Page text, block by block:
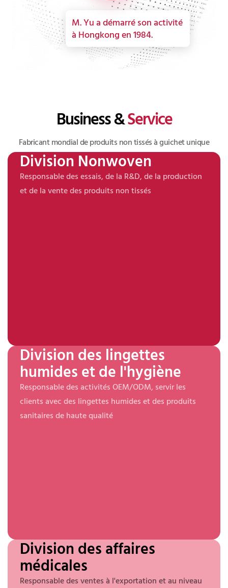
M. Yu a démarré son activité
à Hongkong en 1984.
Business &Service
Fabricant mondial de produits non tissés à guichet unique
Division Nonwoven
Responsable des essais, de la R&D, de la production
et de la vente des produits non tissés
Division des lingettes
humides et de l'hygiène
Responsable des activités OEM/ODM, servir les
clients avec des lingettes humides et des produits
sanitaires de haute qualité
Division des affaires
médicales
Responsable des ventes à l'exportation et au niveau